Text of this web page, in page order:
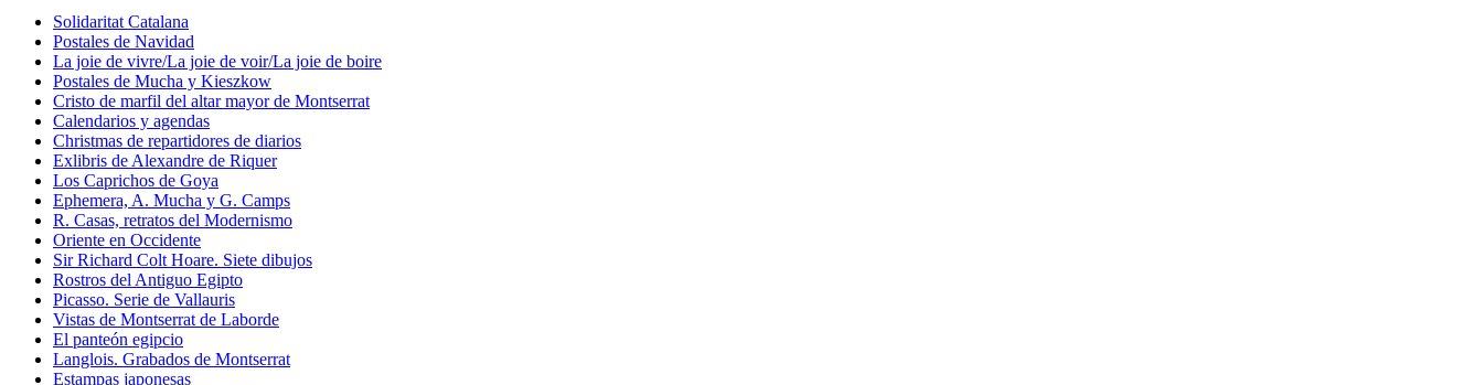
Solidaritat Catalana
Postales de Navidad
La joie de vivre/La joie de voir/La joie de boire
Postales de Mucha y Kieszkow
Cristo de marfil del altar mayor de Montserrat
Calendarios y agendas
Christmas de repartidores de diarios
Exlibris de Alexandre de Riquer
Los Caprichos de Goya
Ephemera, A. Mucha y G. Camps
R. Casas, retratos del Modernismo
Oriente en Occidente
Sir Richard Colt Hoare. Siete dibujos
Rostros del Antiguo Egipto
Picasso. Serie de Vallauris
Vistas de Montserrat de Laborde
El panteón egipcio
Langlois. Grabados de Montserrat
Estampas japonesas